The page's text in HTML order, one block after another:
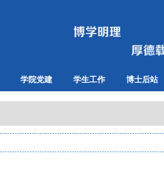
学院党建 学生工作 博士后站